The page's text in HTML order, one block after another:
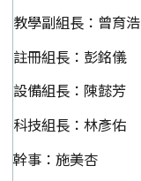
教學副組長：曾育浩
註冊組長：彭銘儀
設備組長：陳懿芳
科技組長：林彥佑
幹事：施美杏